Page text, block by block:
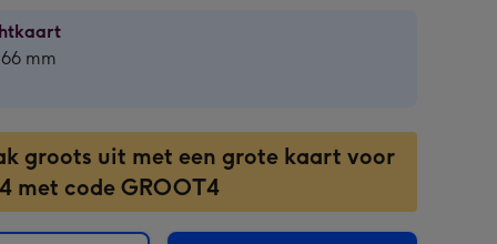
mm
groots uit met een grote kaart voor
met code GROOT4